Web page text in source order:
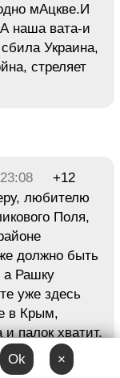
мАцкве.И
наша вата-и
Украина,
стреляет
+12
любителю
Поля,
должно быть
а Рашку
уже здесь
в Крым,
и палок хватит.
повышенную
Ok ×